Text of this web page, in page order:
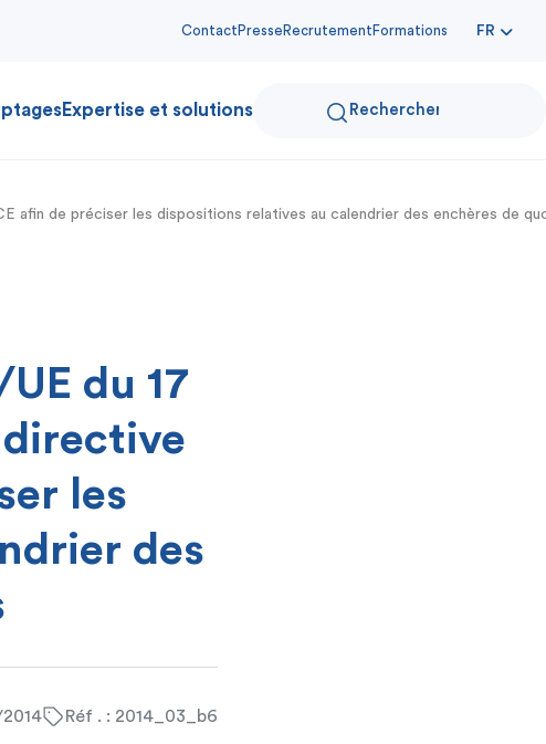
Contact Presse Recrutement Formations FR
Expertise et solutions
afin de préciser les dispositions relatives au calendrier des enchères de
du 17
les
des
Réf . : 2014_03_b6